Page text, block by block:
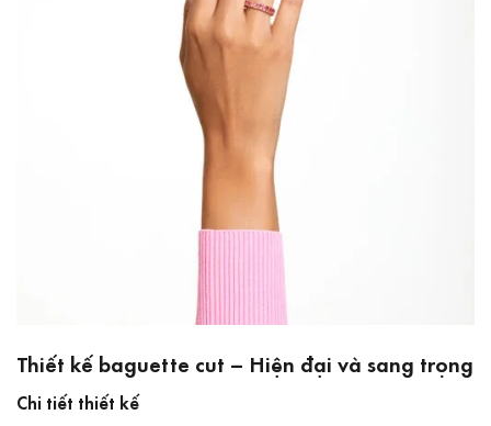
Thiết kế baguette cut – Hiện đại và sang trọng
Chi tiết thiết kế